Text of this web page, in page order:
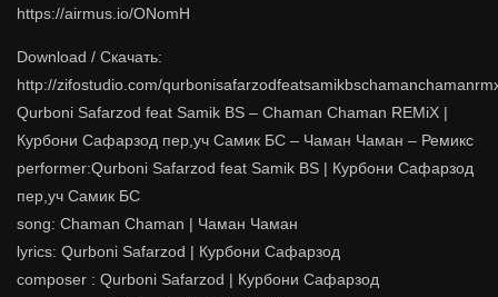
https://airmus.io/ONomH
Download / Скачать:
http://zifostudio.com/
Qurboni Safarzod feat Samik BS – Chaman Chaman REMiX |
Курбони Сафарзод пер,уч Самик БС – Чаман Чаман – Ремикс
performer:Qurboni Safarzod feat Samik BS | Курбони Сафарзод
пер,уч Самик БС
song: Chaman Chaman | Чаман Чаман
lyrics: Qurboni Safarzod | Курбони Сафарзод
composer : Qurboni Safarzod | Курбони Сафарзод